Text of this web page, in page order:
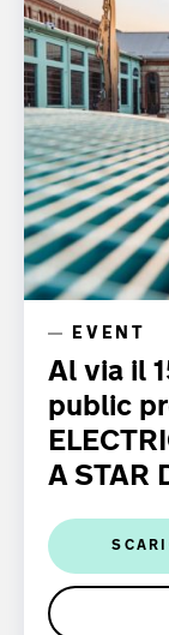
EVENT
Al via il
public
A STAR